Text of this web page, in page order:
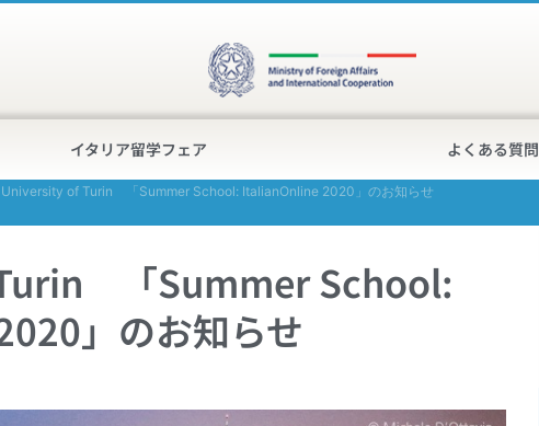
イタリア留学フェア よくある質問
University of Turin 「Summer School: ItalianOnline 2020」のお知らせ
「Summer School:
」のお知らせ